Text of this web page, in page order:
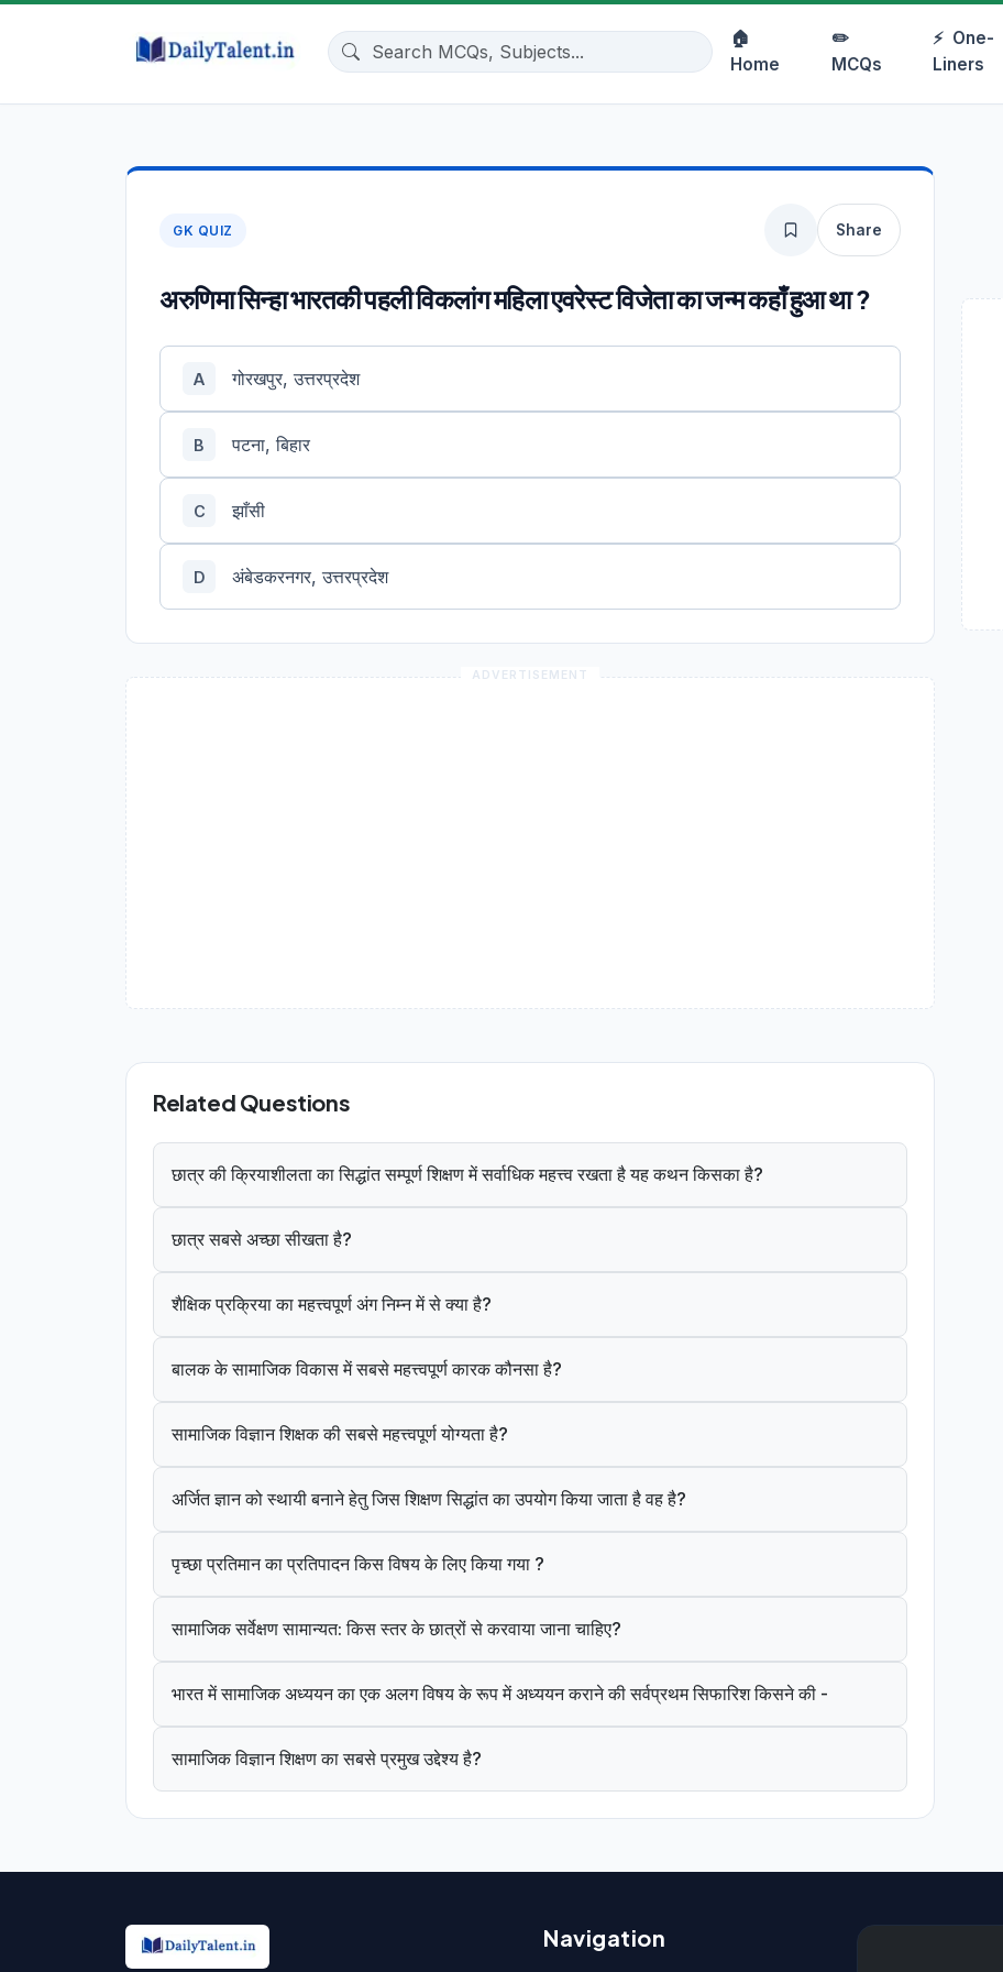
🏠
Home
✏️
MCQs
⚡ One-
Liners
GK QUIZ Share
अरुणिमा सिन्हा भारतकी पहली विकलांग महिला एवरेस्ट विजेता का जन्म कहाँ हुआ था ?
A गोरखपुर, उत्तरप्रदेश
B पटना, बिहार
C झाँसी
D अंबेडकरनगर, उत्तरप्रदेश
Related Questions
छात्र की क्रियाशीलता का सिद्धांत सम्पूर्ण शिक्षण में सर्वाधिक महत्त्व रखता है यह कथन किसका है?
छात्र सबसे अच्छा सीखता है?
शैक्षिक प्रक्रिया का महत्त्वपूर्ण अंग निम्न में से क्या है?
बालक के सामाजिक विकास में सबसे महत्त्वपूर्ण कारक कौनसा है?
सामाजिक विज्ञान शिक्षक की सबसे महत्त्वपूर्ण योग्यता है?
अर्जित ज्ञान को स्थायी बनाने हेतु जिस शिक्षण सिद्धांत का उपयोग किया जाता है वह है?
पृच्छा प्रतिमान का प्रतिपादन किस विषय के लिए किया गया ?
सामाजिक सर्वेक्षण सामान्यत: किस स्तर के छात्रों से करवाया जाना चाहिए?
भारत में सामाजिक अध्ययन का एक अलग विषय के रूप में अध्ययन कराने की सर्वप्रथम सिफारिश किसने की -
सामाजिक विज्ञान शिक्षण का सबसे प्रमुख उद्देश्य है?
Navigation